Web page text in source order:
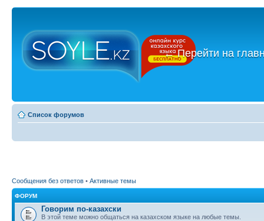
←Перейти на
Список форумов
Сообщения без ответов • Активные темы
ФОРУМ
Говорим по-казахски
В этой теме можно общаться на казахском языке на любые темы.